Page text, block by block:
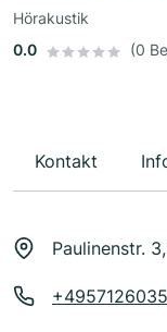
Hörakustik
0.0
(0
Kontakt
Paulinenstr.
+4957126035